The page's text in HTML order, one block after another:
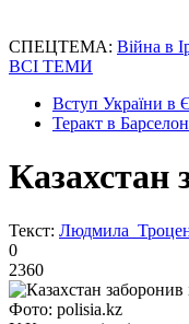
СПЕЦТЕМА: Війна в
ВСІ ТЕМИ
Вступ України в
Теракт в
Казахстан
Текст: Людмила
0
2360
Фото: polisia.kz